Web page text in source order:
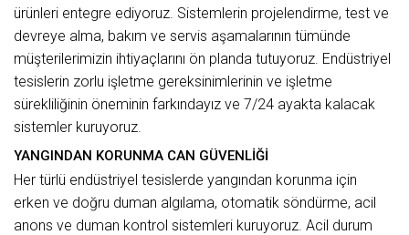
ürünleri entegre ediyoruz. Sistemlerin projelendirme, test ve
devreye alma, bakım ve servis aşamalarının tümünde
müşterilerimizin ihtiyaçlarını ön planda tutuyoruz. Endüstriyel
tesislerin zorlu işletme gereksinimlerinin ve işletme
sürekliliğinin öneminin farkındayız ve 7/24 ayakta kalacak
sistemler kuruyoruz.
YANGINDAN KORUNMA CAN GÜVENLİĞİ
Her türlü endüstriyel tesislerde yangından korunma için
erken ve doğru duman algılama, otomatik söndürme, acil
anons ve duman kontrol sistemleri kuruyoruz. Acil durum